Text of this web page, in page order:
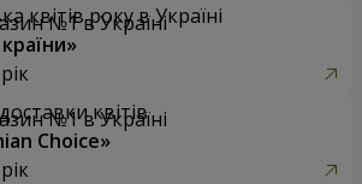
квітів року в Україні
квітів
Choice»